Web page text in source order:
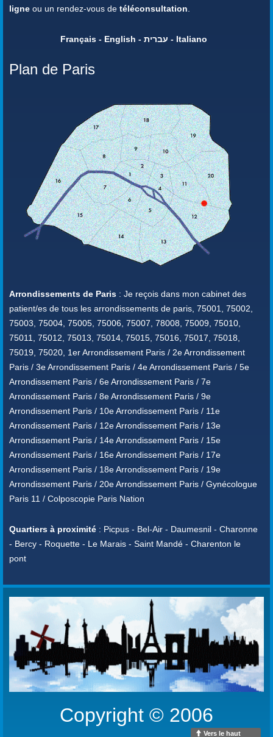
Vers le haut
ligne ou un rendez-vous de téléconsultation.
Français - English - עברית - Italiano
Plan de Paris
Arrondissements de Paris : Je reçois dans mon cabinet des
patient/es de tous les arrondissements de paris, 75001, 75002,
75003, 75004, 75005, 75006, 75007, 78008, 75009, 75010,
75011, 75012, 75013, 75014, 75015, 75016, 75017, 75018,
75019, 75020, 1er Arrondissement Paris / 2e Arrondissement
Paris / 3e Arrondissement Paris / 4e Arrondissement Paris / 5e
Arrondissement Paris / 6e Arrondissement Paris / 7e
Arrondissement Paris / 8e Arrondissement Paris / 9e
Arrondissement Paris / 10e Arrondissement Paris / 11e
Arrondissement Paris / 12e Arrondissement Paris / 13e
Arrondissement Paris / 14e Arrondissement Paris / 15e
Arrondissement Paris / 16e Arrondissement Paris / 17e
Arrondissement Paris / 18e Arrondissement Paris / 19e
Arrondissement Paris / 20e Arrondissement Paris / Gynécologue
Paris 11 / Colposcopie Paris Nation
Quartiers à proximité : Picpus - Bel-Air - Daumesnil - Charonne
- Bercy - Roquette - Le Marais - Saint Mandé - Charenton le
pont
Copyright © 2006